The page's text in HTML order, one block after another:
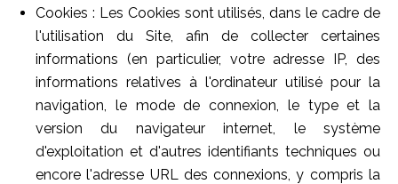
Cookies : Les Cookies sont utilisés, dans le cadre de
l'utilisation du Site, afin de collecter certaines
informations (en particulier, votre adresse IP, des
informations relatives à l'ordinateur utilisé pour la
navigation, le mode de connexion, le type et la
version du navigateur internet, le système
d'exploitation et d'autres identifiants techniques ou
encore l'adresse URL des connexions, y compris la